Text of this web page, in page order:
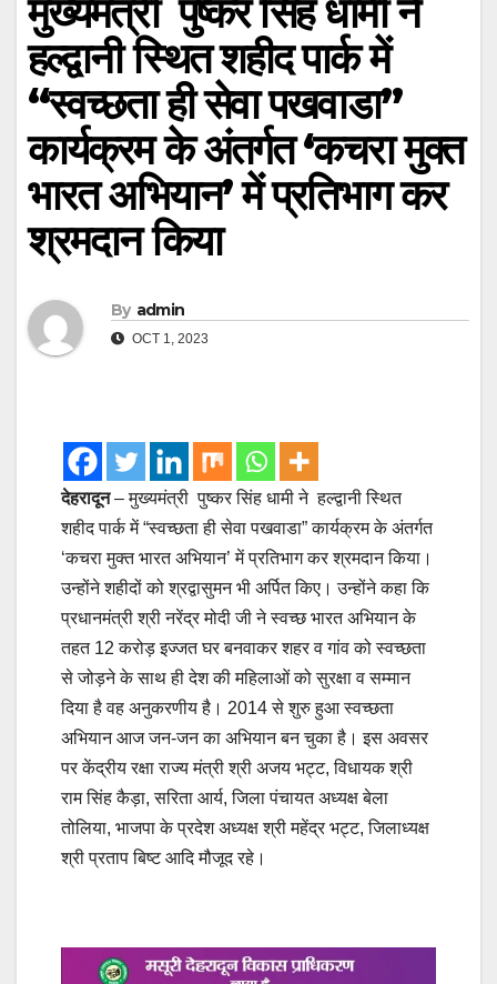
मुख्यमंत्री पुष्कर सिंह धामी ने
हल्द्वानी स्थित शहीद पार्क में
“स्वच्छता ही सेवा पखवाडा”
कार्यक्रम के अंतर्गत ‘कचरा मुक्त
भारत अभियान’ में प्रतिभाग कर
श्रमदान किया
By admin
OCT 1, 2023
देहरादून– मुख्यमंत्री पुष्कर सिंह धामी ने हल्द्वानी स्थित
शहीद पार्क में “स्वच्छता ही सेवा पखवाडा” कार्यक्रम के अंतर्गत
‘कचरा मुक्त भारत अभियान’ में प्रतिभाग कर श्रमदान किया।
उन्होंने शहीदों को श्रद्वासुमन भी अर्पित किए। उन्होंने कहा कि
प्रधानमंत्री श्री नरेंद्र मोदी जी ने स्वच्छ भारत अभियान के
तहत 12 करोड़ इज्जत घर बनवाकर शहर व गांव को स्वच्छता
से जोड़ने के साथ ही देश की महिलाओं को सुरक्षा व सम्मान
दिया है वह अनुकरणीय है। 2014 से शुरु हुआ स्वच्छता
अभियान आज जन-जन का अभियान बन चुका है। इस अवसर
पर केंद्रीय रक्षा राज्य मंत्री श्री अजय भट्ट, विधायक श्री
राम सिंह कैड़ा, सरिता आर्य, जिला पंचायत अध्यक्ष बेला
तोलिया, भाजपा के प्रदेश अध्यक्ष श्री महेंद्र भट्ट, जिलाध्यक्ष
श्री प्रताप बिष्ट आदि मौजूद रहे।